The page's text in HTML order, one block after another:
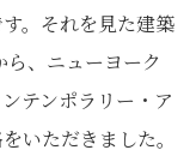
。それを見た建築
、ニューヨーク
テンポラリー・ア
いただきました。